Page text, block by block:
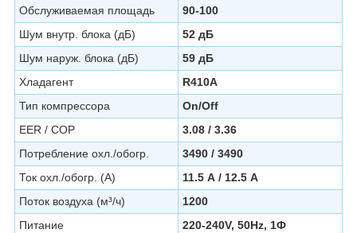
Обслуживаемая площадь
90-100
Шум внутр. блока (дБ)
52 дБ
Шум наруж. блока (дБ)
59 дБ
Хладагент
R410A
Тип компрессора
On/Off
EER / COP
3.08 / 3.36
Потребление охл./обогр.
3490 / 3490
Ток охл./обогр. (А)
11.5 А / 12.5 А
Поток воздуха (м³/ч)
1200
Питание
220-240V, 50Hz, 1Ф